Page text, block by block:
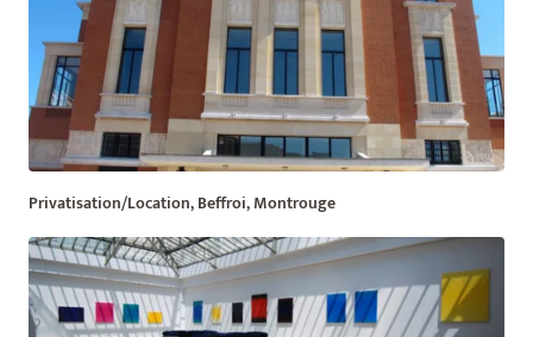
Privatisation/Location, Beffroi, Montrouge